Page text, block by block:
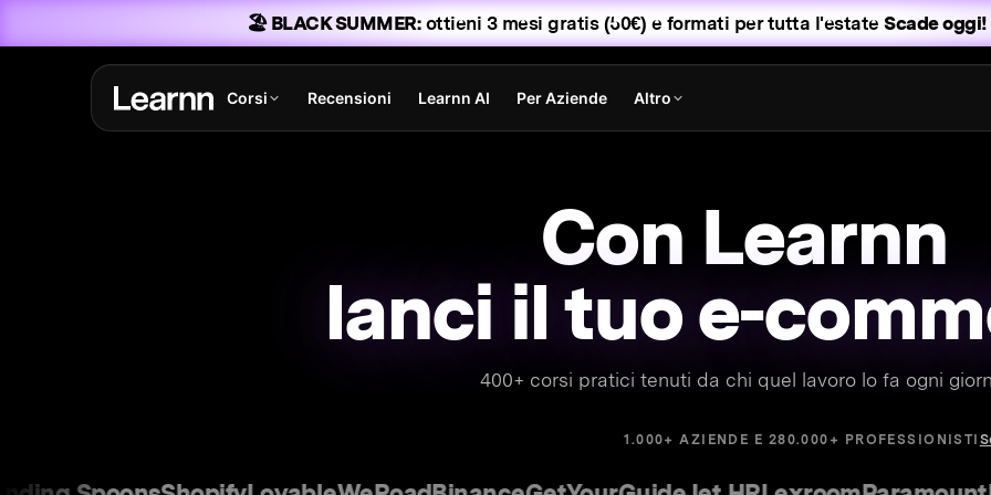
🏖️ BLACK SUMMER:ottieni 3 mesi gratis (50€) e formati per tutta l'estate Scade oggi!
Corsi Recensioni Learnn AI Per Aziende Altro
Con Learnn
fai
400+ corsi pratici tenuti da chi quel lavoro lo fa ogni
1.000+ AZIENDE E 280.000+ PROFESSIONISTI